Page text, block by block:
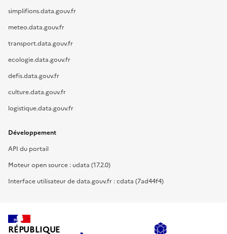
simplifions.data.gouv.fr
meteo.data.gouv.fr
transport.data.gouv.fr
ecologie.data.gouv.fr
defis.data.gouv.fr
culture.data.gouv.fr
logistique.data.gouv.fr
Développement
API du portail
Moteur open source : udata (17.2.0)
Interface utilisateur de data.gouv.fr : cdata (7ad44f4)
RÉPUBLIQUE